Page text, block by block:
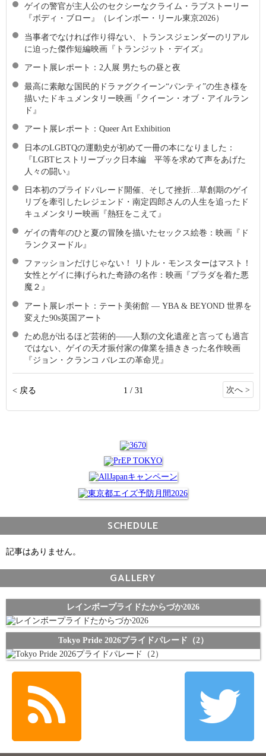
ゲイの警官が主人公のセクシーなクライム・ラブストーリー
『ボディ・ブロー』（レインボー・リール東京2026）
当事者でなければ作り得ない、トランスジェンダーのリアル
に迫った傑作短編映画『トランジット・デイズ』
アート展レポート：2人展 男たちの昼と夜
最高に素敵な国⺠的ドラァグクイーン“パンティ”の生き様を
描いたドキュメンタリー映画『クイーン・オブ・アイルラン
ド』
アート展レポート：Queer Art Exhibition
日本のLGBTQの運動史が初めて一冊の本になりました：
『LGBTヒストリーブック日本編 平等を求めて声をあげた
人々の闘い』
日本初のプライドパレード開催、そして挫折…草創期のゲイ
リブを牽引したレジェンド・南定四郎さんの人生を追ったド
キュメンタリー映画『熱狂をこえて』
ゲイの青年のひと夏の冒険を描いたセックス絵巻：映画『ド
ランクヌードル』
ファッションだけじゃない！ リトル・モンスターはマスト！
女性とゲイに捧げられた奇跡の名作：映画『プラダを着た悪
魔２』
アート展レポート：テート美術館 ― YBA & BEYOND 世界を
変えた90s英国アート
ため息が出るほど芸術的――人類の文化遺産と言っても過言
ではない、ゲイの天才振付家の偉業を描ききった名作映画
『ジョン・クランコ バレエの革命児』
< 戻る 1 / 31 次へ >
SCHEDULE
記事はありません。
GALLERY
レインボープライドたからづか2026
Tokyo Pride 2026プライドパレード（2）